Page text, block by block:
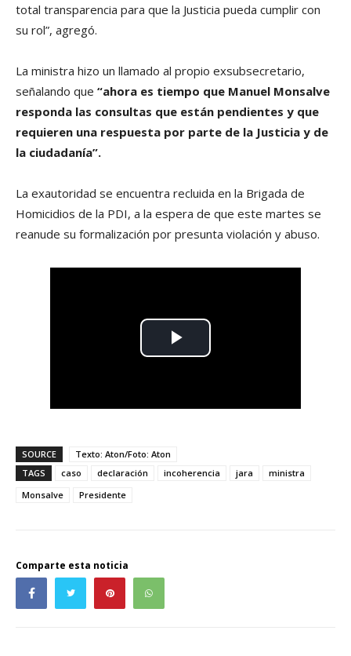
total transparencia para que la Justicia pueda cumplir con
su rol”, agregó.
La ministra hizo un llamado al propio exsubsecretario,
señalando que “ahora es tiempo que Manuel Monsalve
responda las consultas que están pendientes y que
requieren una respuesta por parte de la Justicia y de
la ciudadanía”.
La exautoridad se encuentra recluida en la Brigada de
Homicidios de la PDI, a la espera de que este martes se
reanude su formalización por presunta violación y abuso.
SOURCE
Texto: Aton/Foto: Aton
TAGS
caso declaración incoherencia jara
ministra
Monsalve
Presidente
Comparte esta noticia